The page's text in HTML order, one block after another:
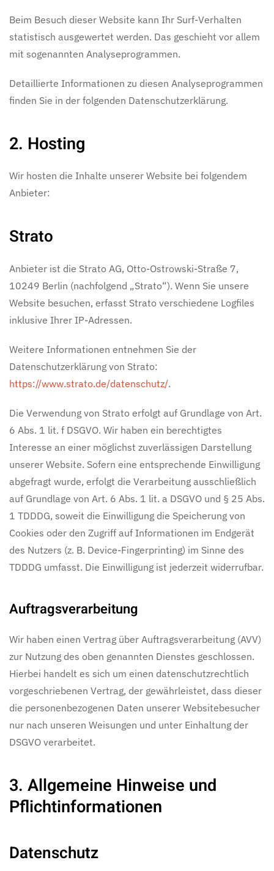
Beim Besuch dieser Website kann Ihr Surf-Verhalten
statistisch ausgewertet werden. Das geschieht vor allem
mit sogenannten Analyseprogrammen.
Detaillierte Informationen zu diesen Analyseprogrammen
finden Sie in der folgenden Datenschutzerklärung.
2. Hosting
Wir hosten die Inhalte unserer Website bei folgendem
Anbieter:
Strato
Anbieter ist die Strato AG, Otto-Ostrowski-Straße 7,
10249 Berlin (nachfolgend „Strato“). Wenn Sie unsere
Website besuchen, erfasst Strato verschiedene Logfiles
inklusive Ihrer IP-Adressen.
Weitere Informationen entnehmen Sie der
Datenschutzerklärung von Strato:
https://www.strato.de/datenschutz/.
Die Verwendung von Strato erfolgt auf Grundlage von Art.
6 Abs. 1 lit. f DSGVO. Wir haben ein berechtigtes
Interesse an einer möglichst zuverlässigen Darstellung
unserer Website. Sofern eine entsprechende Einwilligung
abgefragt wurde, erfolgt die Verarbeitung ausschließlich
auf Grundlage von Art. 6 Abs. 1 lit. a DSGVO und § 25 Abs.
1 TDDDG, soweit die Einwilligung die Speicherung von
Cookies oder den Zugriff auf Informationen im Endgerät
des Nutzers (z. B. Device-Fingerprinting) im Sinne des
TDDDG umfasst. Die Einwilligung ist jederzeit widerrufbar.
Auftragsverarbeitung
Wir haben einen Vertrag über Auftragsverarbeitung (AVV)
zur Nutzung des oben genannten Dienstes geschlossen.
Hierbei handelt es sich um einen datenschutzrechtlich
vorgeschriebenen Vertrag, der gewährleistet, dass dieser
die personenbezogenen Daten unserer Websitebesucher
nur nach unseren Weisungen und unter Einhaltung der
DSGVO verarbeitet.
3. Allgemeine Hinweise und
Pflicht­informationen
Datenschutz